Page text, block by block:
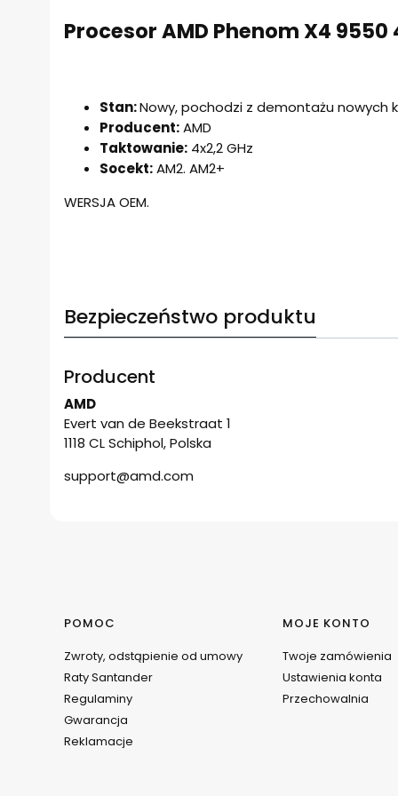
Procesor AMD Phenom X4 9550
Stan:Nowy, pochodzi z demontażu nowych
Producent:AMD
Taktowanie: 4x2,2 GHz
Socekt:AM2. AM2+
WERSJA OEM.
Bezpieczeństwo produktu
Producent
AMD
Evert van de Beekstraat 1
1118 CL Schiphol, Polska
support@amd.com
Linki w stopce
POMOC
Zwroty, odstąpienie od umowy
Raty Santander
Regulaminy
Gwarancja
Reklamacje
MOJE KONTO
Twoje zamówienia
Ustawienia konta
Przechowalnia